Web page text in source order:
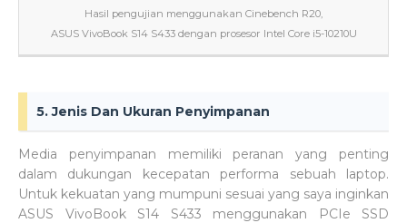
Hasil pengujian menggunakan Cinebench R20,
ASUS VivoBook S14 S433 dengan prosesor Intel Core i5-10210U
5. Jenis Dan Ukuran Penyimpanan
Media penyimpanan memiliki peranan yang penting
dalam dukungan kecepatan performa sebuah laptop.
Untuk kekuatan yang mumpuni sesuai yang saya inginkan
ASUS VivoBook S14 S433 menggunakan PCIe SSD